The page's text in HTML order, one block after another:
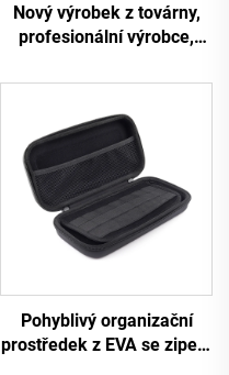
Nový výrobek z továrny,
profesionální výrobce,
z EVA pro sluchátka, černá
pevná cestovní úložná
taštička se zipem
Pohyblivý organizační
prostředek z EVA se zipem